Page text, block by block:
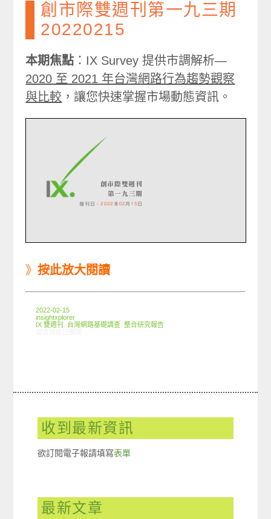
創市際雙週刊第一九三期
20220215
本期焦點 ：IX Survey 提供市調解析—
2020 至 2021 年台灣網路行為趨勢觀察
與比較 ，讓您快速掌握市場動態資訊。
》按此放大閱讀
2022-02-15
insightxplorer
IX 雙週刊
台灣網路基礎調查 ,整合研究報告
收到最新資訊
欲訂閱電子報請填寫表單
最新文章